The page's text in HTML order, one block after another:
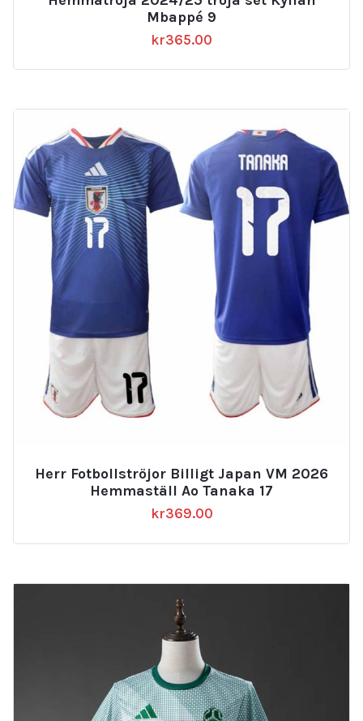
Mbappé 9
kr365.00
Herr Fotbollströjor Billigt Japan VM 2026
Hemmaställ Ao Tanaka 17
kr369.00